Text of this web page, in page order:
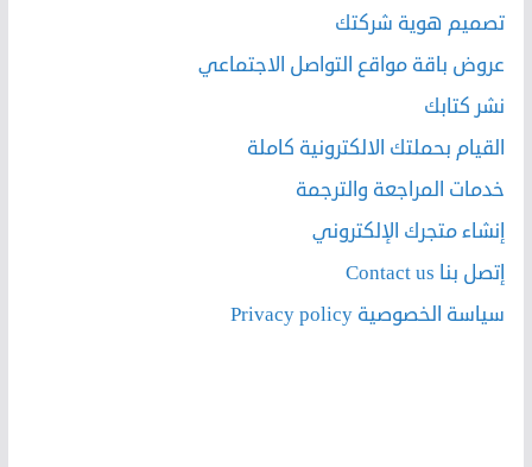
تصميم هوية شركتك
عروض باقة مواقع التواصل الاجتماعي
نشر كتابك
القيام بحملتك الالكترونية كاملة
خدمات المراجعة والترجمة
إنشاء متجرك الإلكتروني
إتصل بنا Contact us
سياسة الخصوصية Privacy policy